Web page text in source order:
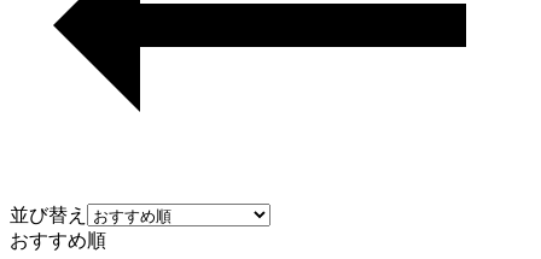
並び替え
おすすめ順